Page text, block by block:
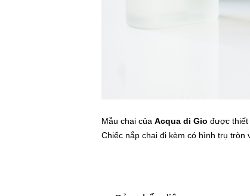
Mẫu chai của Acqua di Gio được thiết
Chiếc nắp chai đi kèm có hình trụ tròn